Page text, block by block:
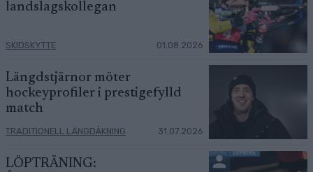
landslagskollegan
SKIDSKYTTE 01.08.2026
Längdstjärnor möter
hockeyprofiler i prestigefylld
match
TRADITIONELL LÄNGDÅKNING 31.07.2026
LÖPTRÄNING: